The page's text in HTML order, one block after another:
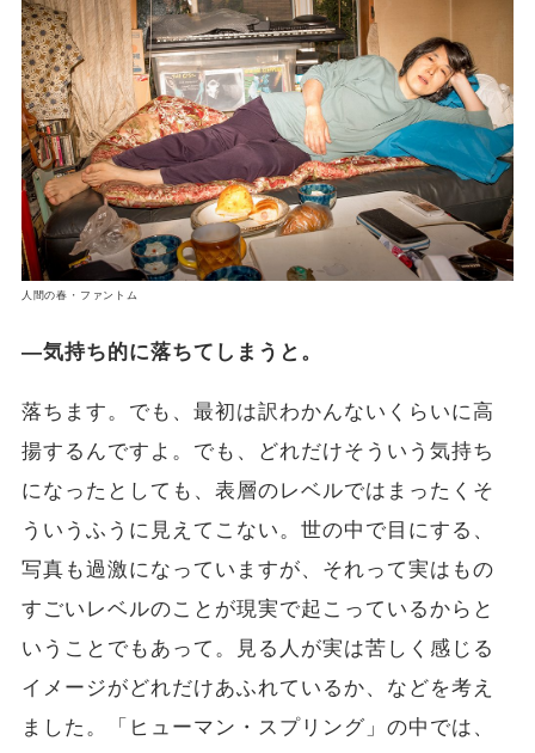
人間の春・ファントム
―気持ち的に落ちてしまうと。
落ちます。でも、最初は訳わかんないくらいに高
揚するんですよ。でも、どれだけそういう気持ち
になったとしても、表層のレベルではまったくそ
ういうふうに見えてこない。世の中で目にする、
写真も過激になっていますが、それって実はもの
すごいレベルのことが現実で起こっているからと
いうことでもあって。見る人が実は苦しく感じる
イメージがどれだけあふれているか、などを考え
ました。「ヒューマン・スプリング」の中では、